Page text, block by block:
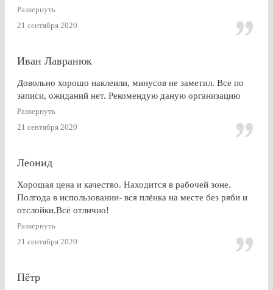
Развернуть
21 сентября 2020
Иван Лавранюк
Довольно хорошо наклеили, минусов не заметил. Все по
записи, ожиданий нет. Рекомендую даную организацию
Развернуть
21 сентября 2020
Леонид
Хорошая цена и качество. Находится в рабочей зоне.
Полгода в использовании- вся плёнка на месте без ряби и
отслойки.Всё отлично!
Развернуть
21 сентября 2020
Пётр